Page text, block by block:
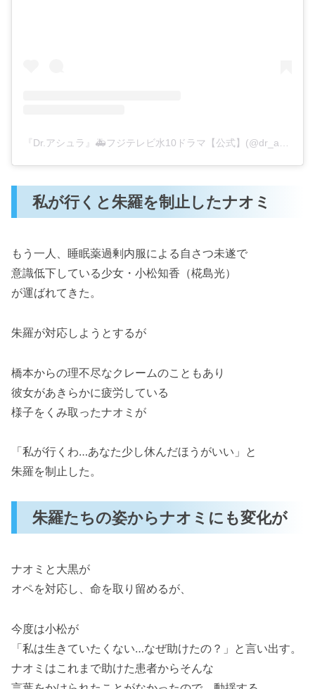
私が行くと朱羅を制止したナオミ
もう一人、睡眠薬過剰内服による自さつ未遂で
意識低下している少女・小松知香（椛島光）
が運ばれてきた。
朱羅が対応しようとするが
橋本からの理不尽なクレームのこともあり
彼女があきらかに疲労している
様子をくみ取ったナオミが
「私が行くわ…あなた少し休んだほうがいい」と
朱羅を制止した。
朱羅たちの姿からナオミにも変化が
ナオミと大黒が
オペを対応し、命を取り留めるが、
今度は小松が
「私は生きていたくない…なぜ助けたの？」と言い出す。
ナオミはこれまで助けた患者からそんな